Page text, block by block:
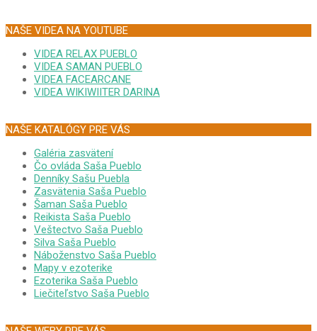
NAŠE VIDEA NA YOUTUBE
VIDEA RELAX PUEBLO
VIDEA SAMAN PUEBLO
VIDEA FACEARCANE
VIDEA WIKIWIITER DARINA
NAŠE KATALÓGY PRE VÁS
Galéria zasvätení
Čo ovláda Saša Pueblo
Denníky Sašu Puebla
Zasvätenia Saša Pueblo
Šaman Saša Pueblo
Reikista Saša Pueblo
Veštectvo Saša Pueblo
Silva Saša Pueblo
Náboženstvo Saša Pueblo
Mapy v ezoterike
Ezoterika Saša Pueblo
Liečiteľstvo Saša Pueblo